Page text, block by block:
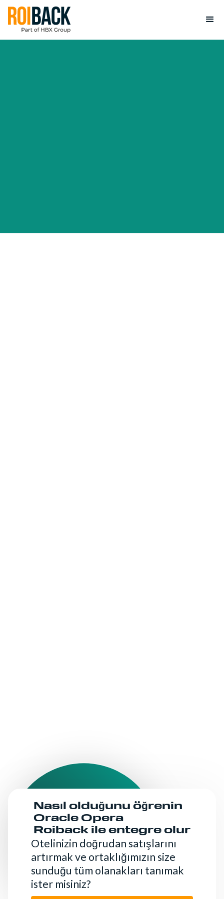
Nasıl olduğunu öğrenin
Oracle Opera
Roiback ile entegre olur
Otelinizin doğrudan satışlarını
artırmak ve ortaklığımızın size
sunduğu tüm olanakları tanımak
ister misiniz?